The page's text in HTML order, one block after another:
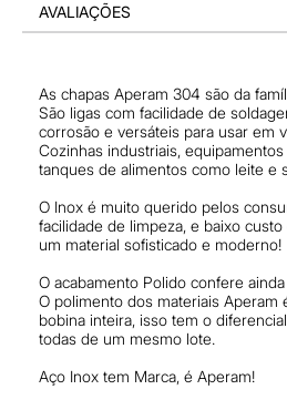
AVALIAÇÕES
As chapas Aperam 304 são da
São ligas com facilidade de
corrosão e versáteis para usar em
Cozinhas industriais,
tanques de alimentos como leite e
O Inox é muito querido pelos
facilidade de limpeza, e baixo
um material sofisticado e moderno!
O acabamento Polido confere
O polimento dos materiais Aperam
bobina inteira, isso tem o
todas de um mesmo lote.
Aço Inox tem Marca, é Aperam!